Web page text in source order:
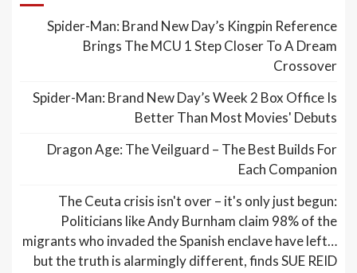
Spider-Man: Brand New Day’s Kingpin Reference
Brings The MCU 1 Step Closer To A Dream
Crossover
Spider-Man: Brand New Day’s Week 2 Box Office Is
Better Than Most Movies' Debuts
Dragon Age: The Veilguard – The Best Builds For
Each Companion
The Ceuta crisis isn't over – it's only just begun:
Politicians like Andy Burnham claim 98% of the
migrants who invaded the Spanish enclave have left…
but the truth is alarmingly different, finds SUE REID